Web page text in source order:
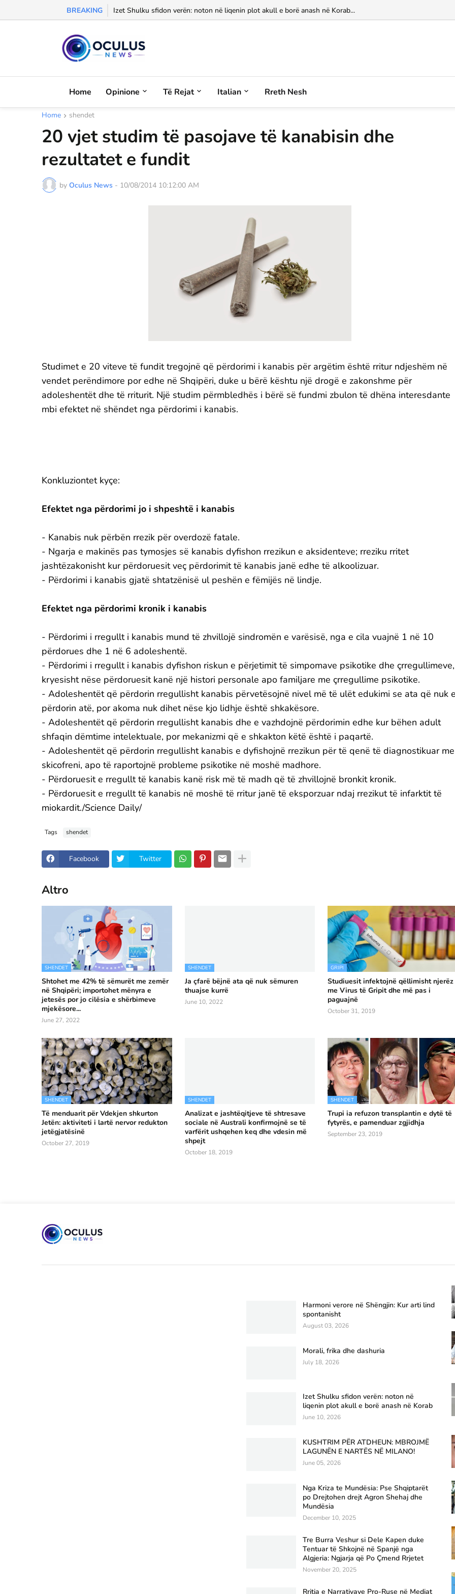
BREAKING Izet Shulku sfidon verën: noton në liqenin plot akull e borë anash në Korab...
KUSHTRIM PËR ATDHEUN: MBROJMË LAGUNËN E NARTËS NË MILANO!...
Home Opinione Të Rejat Italian Rreth Nesh
Home shendet
20 vjet studim të pasojave të kanabisin dhe
rezultatet e fundit
by Oculus News - 10/08/2014 10:12:00 AM
Studimet e 20 viteve të fundit tregojnë që përdorimi i kanabis për argëtim është rritur ndjeshëm në
vendet perëndimore por edhe në Shqipëri, duke u bërë kështu një drogë e zakonshme për
adoleshentët dhe të rriturit. Një studim përmbledhës i bërë së fundmi zbulon të dhëna interesdante
mbi efektet në shëndet nga përdorimi i kanabis.
Konkluziontet kyçe:
Efektet nga përdorimi jo i shpeshtë i kanabis
- Kanabis nuk përbën rrezik për overdozë fatale.
- Ngarja e makinës pas tymosjes së kanabis dyfishon rrezikun e aksidenteve; rreziku rritet
jashtëzakonisht kur përdoruesit veç përdorimit të kanabis janë edhe të alkoolizuar.
- Përdorimi i kanabis gjatë shtatzënisë ul peshën e fëmijës në lindje.
Efektet nga përdorimi kronik i kanabis
- Përdorimi i rregullt i kanabis mund të zhvillojë sindromën e varësisë, nga e cila vuajnë 1 në 10
përdorues dhe 1 në 6 adoleshentë.
- Përdorimi i rregullt i kanabis dyfishon riskun e përjetimit të simpomave psikotike dhe çrregullimeve,
kryesisht nëse përdoruesit kanë një histori personale apo familjare me çrregullime psikotike.
- Adoleshentët që përdorin rregullisht kanabis përvetësojnë nivel më të ulët edukimi se ata që nuk
përdorin atë, por akoma nuk dihet nëse kjo lidhje është shkakësore.
- Adoleshentët që përdorin rregullisht kanabis dhe e vazhdojnë përdorimin edhe kur bëhen adult
shfaqin dëmtime intelektuale, por mekanizmi që e shkakton këtë është i paqartë.
- Adoleshentët që përdorin rregullisht kanabis e dyfishojnë rrezikun për të qenë të diagnostikuar me
skicofreni, apo të raportojnë probleme psikotike në moshë madhore.
- Përdoruesit e rregullt të kanabis kanë risk më të madh që të zhvillojnë bronkit kronik.
- Përdoruesit e rregullt të kanabis në moshë të rritur janë të eksporzuar ndaj rrezikut të infarktit të
miokardit./Science Daily/
Tags shendet
Facebook Twitter
Altro
SHENDET
Shtohet me 42% të sëmurët me zemër
në Shqipëri; importohet mënyra e
jetesës por jo cilësia e shërbimeve
mjekësore...
June 27, 2022
SHENDET
Ja çfarë bëjnë ata që nuk sëmuren
thuajse kurrë
June 10, 2022
GRIPI
Studiuesit infektojnë qëllimisht njerëz
me Virus të Gripit dhe më pas i
paguajnë
October 31, 2019
SHENDET
Të menduarit për Vdekjen shkurton
Jetën: aktiviteti i lartë nervor redukton
jetëgjatësinë
October 27, 2019
SHENDET
Analizat e jashtëqitjeve të shtresave
sociale në Australi konfirmojnë se të
varfërit ushqehen keq dhe vdesin më
shpejt
October 18, 2019
SHENDET
Trupi ia refuzon transplantin e dytë të
fytyrës, e pamenduar zgjidhja
September 23, 2019
Harmoni verore në Shëngjin: Kur arti lind
spontanisht
August 03, 2026
Morali, frika dhe dashuria
July 18, 2026
Izet Shulku sfidon verën: noton në
liqenin plot akull e borë anash në Korab
June 10, 2026
KUSHTRIM PËR ATDHEUN: MBROJMË
LAGUNËN E NARTËS NË MILANO!
June 05, 2026
Nga Kriza te Mundësia: Pse Shqiptarët
po Drejtohen drejt Agron Shehaj dhe
Mundësia
December 10, 2025
Tre Burra Veshur si Dele Kapen duke
Tentuar të Shkojnë në Spanjë nga
Algjeria: Ngjarja që Po Çmend Rrjetet
November 20, 2025
Rritja e Narrativave Pro-Ruse në Mediat